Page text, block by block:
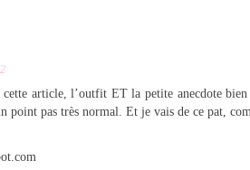
cette article, l’outfit ET la petite anecdote
point pas très normal. Et je vais de ce pat,